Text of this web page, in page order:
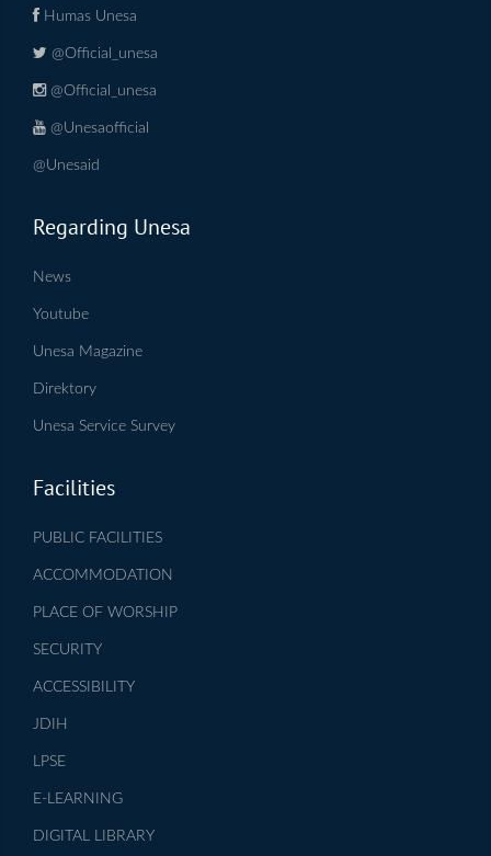
Humas Unesa
@Official_unesa
@Official_unesa
@Unesaofficial
@Unesaid
Regarding Unesa
News
Youtube
Unesa Magazine
Direktory
Unesa Service Survey
Facilities
PUBLIC FACILITIES
ACCOMMODATION
PLACE OF WORSHIP
SECURITY
ACCESSIBILITY
JDIH
LPSE
E-LEARNING
DIGITAL LIBRARY